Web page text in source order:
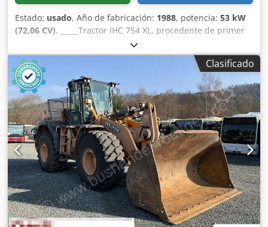
Estado: usado, Año de fabricación: 1988, potencia: 53 kW
(72,06 CV), _____Tractor IHC 754 XL, procedente de primer
propietario, en óptimas condiciones. Horas de
funcionamiento: aproximadamente 8600. Año de
fabricación: 1988. Elevador delantero. Toma de fuerza
delantera. Transmisión de 30 km/h. Precio: 24.500,00
euros, sin IVA. Ubicación: null. Cjdpfxjzdmuto Ab Norf
Clasificado